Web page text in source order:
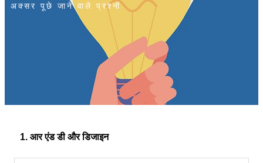
अक्सर पूछे जाने वाले प्रश्नों
1. आर एंड डी और डिजाइन